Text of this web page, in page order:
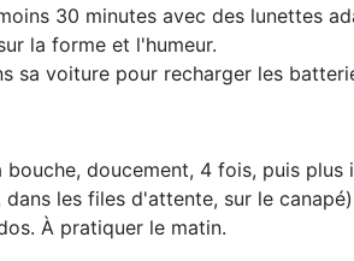
30 minutes avec des lunettes
la forme et l'humeur.
sa voiture pour recharger les
doucement, 4 fois, puis
les files d'attente, sur le
À pratiquer le matin.